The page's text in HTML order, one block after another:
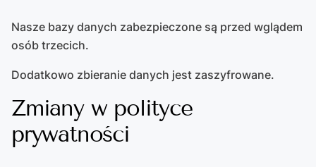
Nasze bazy danych zabezpieczone są przed wglądem
osób trzecich.
Dodatkowo zbieranie danych jest zaszyfrowane.
Zmiany w polityce
prywatności